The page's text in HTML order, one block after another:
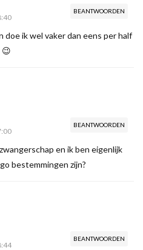
BEANTWOORDEN
doe ik wel vaker dan eens per half
😉
BEANTWOORDEN
en ik ben eigenlijk
bestemmingen zijn?
BEANTWOORDEN